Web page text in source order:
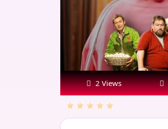
2 Views